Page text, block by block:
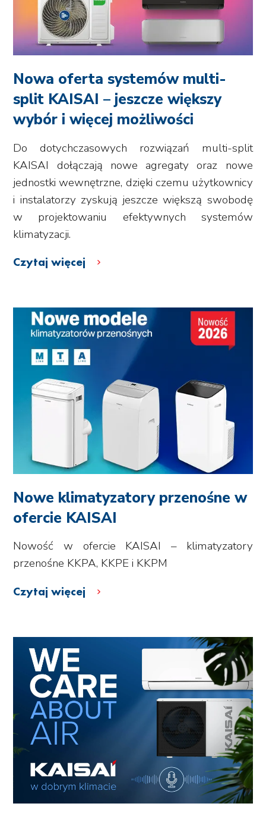
Nowa oferta systemów multi-
split KAISAI – jeszcze większy
wybór i więcej możliwości
Do dotychczasowych rozwiązań multi-split
KAISAI dołączają nowe agregaty oraz nowe
jednostki wewnętrzne, dzięki czemu użytkownicy
i instalatorzy zyskują jeszcze większą swobodę
w projektowaniu efektywnych systemów
klimatyzacji.
Czytaj więcej
Nowe klimatyzatory przenośne w
ofercie KAISAI
Nowość w ofercie KAISAI – klimatyzatory
przenośne KKPA, KKPE i KKPM
Czytaj więcej